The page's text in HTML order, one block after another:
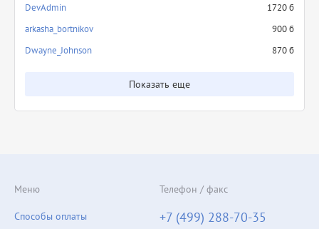
DevAdmin
1720 б
arkasha_bortnikov
900 б
Dwayne_Johnson
870 б
Показать еще
Меню
Способы оплаты
Телефон / факс
+7 (499) 288-70-35